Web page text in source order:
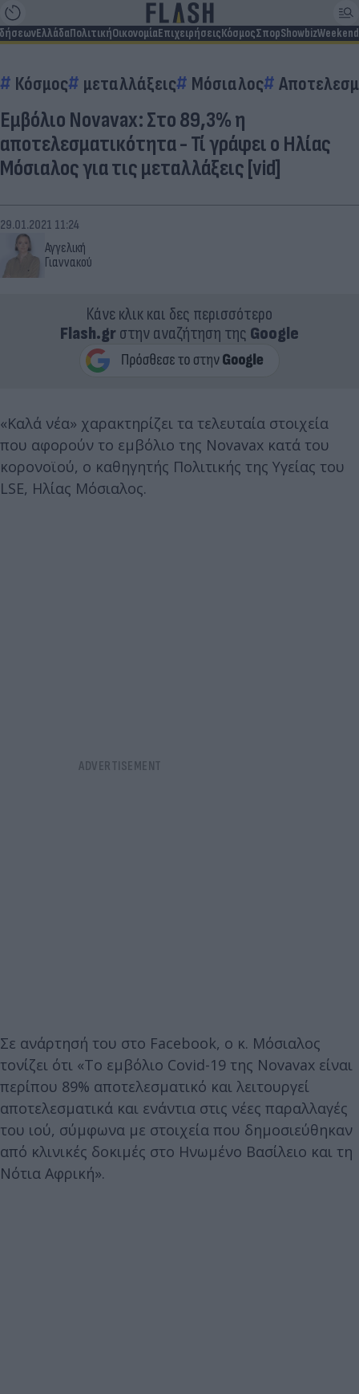
ΕλλάδαΠολιτικήΟικονομίαΕπιχειρήσειςΚόσμοςΣπορShowbizWeekend
Κόσμος μεταλλάξεις Μόσιαλος
Εμβόλιο Novavax: Στο 89,3% η
αποτελεσματικότητα - Τί γράφει ο Ηλίας
Μόσιαλος για τις μεταλλάξεις [vid]
Αγγελική
Γιαννακού
29.01.2021 11:24
Κάνε κλικ και δες περισσότερο
Flash.grστην αναζήτηση της Google
«Καλά νέα» χαρακτηρίζει τα τελευταία στοιχεία
που αφορούν το εμβόλιο της Novavax κατά του
κορονοϊού, ο καθηγητής Πολιτικής της Υγείας του
LSE, Ηλίας Μόσιαλος.
Σε ανάρτησή του στο Facebook, ο κ. Μόσιαλος
τονίζει ότι «Το εμβόλιο Covid-19 της Novavax είναι
περίπου 89% αποτελεσματικό και λειτουργεί
αποτελεσματικά και ενάντια στις νέες παραλλαγές
του ιού, σύμφωνα με στοιχεία που δημοσιεύθηκαν
από κλινικές δοκιμές στο Ηνωμένο Βασίλειο και τη
Νότια Αφρική».